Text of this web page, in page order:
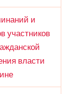
и
участников
власти